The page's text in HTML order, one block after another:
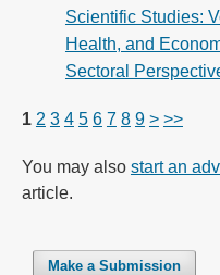
Scientific Studies:
Health, and
Sectoral
1 2 3 4 5 6 7 8 9 > >>
You may also start an
article.
Make a Submission